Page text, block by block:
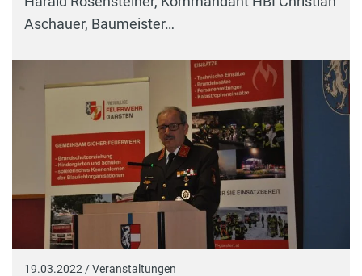
Aschauer, Baumeister…
19.03.2022 / Veranstaltungen